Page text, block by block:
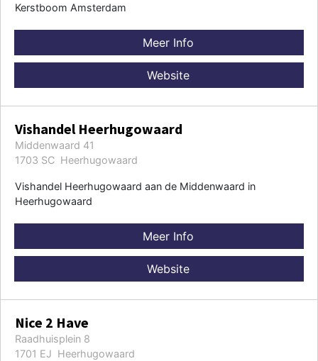
Kerstboom Amsterdam
Meer Info
Website
Vishandel Heerhugowaard
Middenwaard 41
1703 SC Heerhugowaard
Vishandel Heerhugowaard aan de Middenwaard in
Heerhugowaard
Meer Info
Website
Nice 2 Have
Raadhuisplein 8
1701 EJ Heerhugowaard